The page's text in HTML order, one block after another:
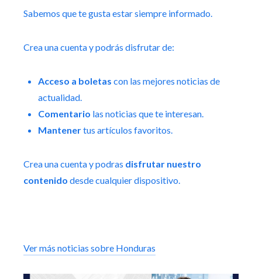
Sabemos que te gusta estar siempre informado.
Crea una cuenta y podrás disfrutar de:
Acceso a boletas con las mejores noticias de
actualidad.
Comentario las noticias que te interesan.
Mantenertus artículos favoritos.
Crea una cuenta y podras disfrutar nuestro
contenido desde cualquier dispositivo.
Ver más noticias sobre Honduras